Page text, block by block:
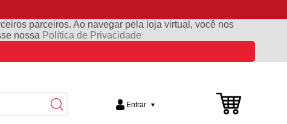
parceiros. Ao navegar pela loja virtual, você nos
nossa Política de Privacidade
Entrar